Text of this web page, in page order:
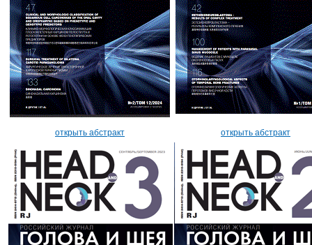
открыть абстракт открыть абстракт